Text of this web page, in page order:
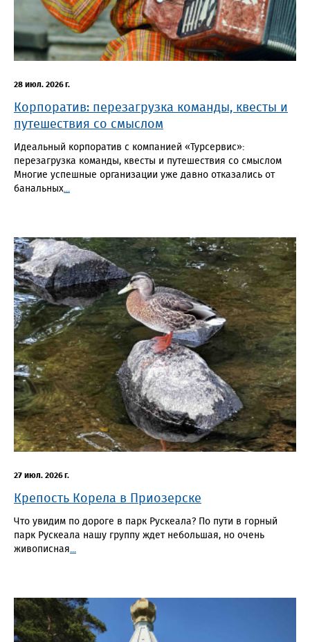
28 июл. 2026 г.
Корпоратив: перезагрузка команды, квесты и
путешествия со смыслом
Идеальный корпоратив с компанией «Турсервис»:
перезагрузка команды, квесты и путешествия со смыслом
Многие успешные организации уже давно отказались от
банальных
27 июл. 2026 г.
Крепость Корела в Приозерске
Что увидим по дороге в парк Рускеала? По пути в горный
парк Рускеала нашу группу ждет небольшая, но очень
живописная...